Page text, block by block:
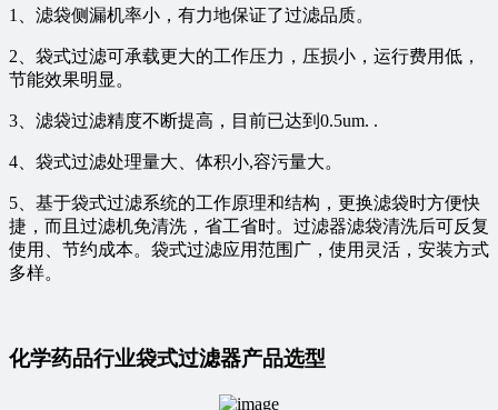
1、滤袋侧漏机率小，有力地保证了过滤品质。
2、袋式过滤可承载更大的工作压力，压损小，运行费用低，
节能效果明显。
3、滤袋过滤精度不断提高，目前已达到0.5um. .
4、袋式过滤处理量大、体积小,容污量大。
5、基于袋式过滤系统的工作原理和结构，更换滤袋时方便快
捷，而且过滤机免清洗，省工省时。过滤器滤袋清洗后可反复
使用、节约成本。袋式过滤应用范围广，使用灵活，安装方式
多样。
化学药品行业袋式过滤器产品选型